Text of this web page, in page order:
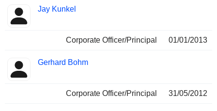
Jay Kunkel
Corporate Officer/Principal 01/01/2013
Gerhard Bohm
Corporate Officer/Principal 31/05/2012